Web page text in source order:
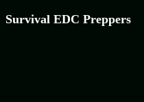
Survival EDC Preppers